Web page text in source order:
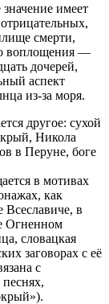
имеет
смерти,
воплощения —
дочерей,
аспект
из-за моря.
другое: сухой
Никола
в Перуне, боге
в мотивах
как
в
Огненном
словацкая
заговорах с её
с